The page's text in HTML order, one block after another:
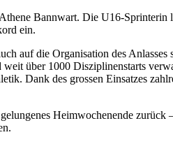
Bannwart. Die U16-
ein.
auf die Organisation des
über 1000 Disziplinenstarts
Dank des grossen Einsatzes
Heimwochenende zurück